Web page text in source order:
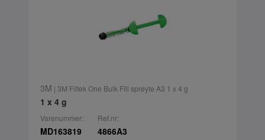
3M | 3M Filtek One Bulk Fill sprøyte A3 1 x 4 g
1 x 4 g
Varenummer:
MD163819
Ref.nr:
4866A3